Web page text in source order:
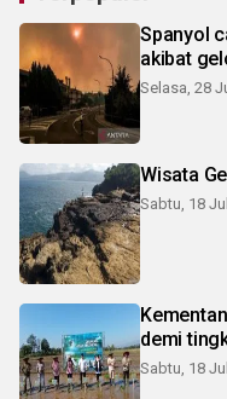
Spanyol
akibat
Selasa, 28
Wisata
Sabtu, 18
demi
Sabtu, 18